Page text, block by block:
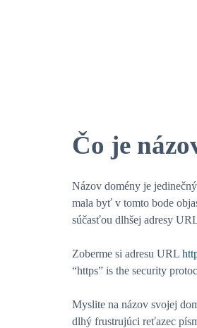
Čo je
Názov domény je
mala byť v tomto bode
súčasťou dlhšej adresy
Zoberme si adresu URL
“https” is the security
Myslite na názov svojej
dlhý frustrujúci reťazec